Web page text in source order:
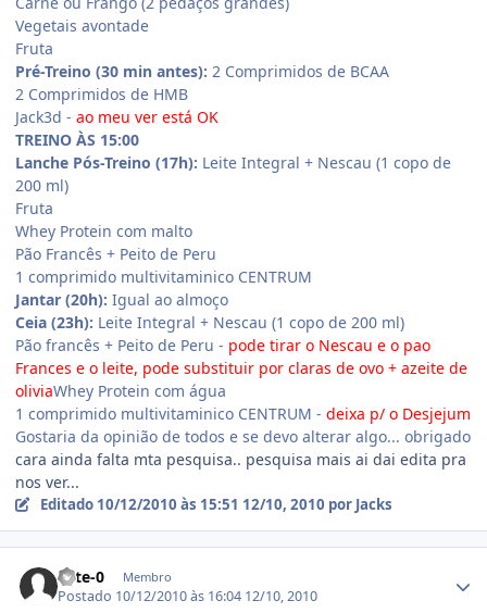
Vegetais avontade
Fruta
Pré-Treino (30 min antes): 2 Comprimidos de BCAA
2 Comprimidos de HMB
Jack3d - ao meu ver está OK
TREINO ÀS 15:00
Lanche Pós-Treino (17h): Leite Integral + Nescau (1 copo de
200 ml)
Fruta
Whey Protein com malto
Pão Francês + Peito de Peru
1 comprimido multivitaminico CENTRUM
Jantar (20h): Igual ao almoço
Ceia (23h): Leite Integral + Nescau (1 copo de 200 ml)
Pão francês + Peito de Peru - pode tirar o Nescau e o pao
Frances e o leite, pode substituir por claras de ovo + azeite de
oliviaWhey Protein com água
1 comprimido multivitaminico CENTRUM - deixa p/ o Desjejum
Gostaria da opinião de todos e se devo alterar algo... obrigado
cara ainda falta mta pesquisa.. pesquisa mais ai dai edita pra
nos ver...
Editado 10/12/2010 às 15:51 12/10, 2010 por Jacks
elite-0 Membro
Postado 10/12/2010 às 16:04 12/10, 2010